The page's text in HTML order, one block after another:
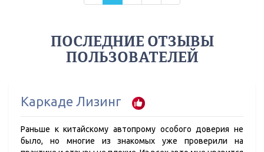
ПОСЛЕДНИЕ ОТЗЫВЫ
ПОЛЬЗОВАТЕЛЕЙ
Каркаде Лизинг
Раньше к китайскому автопрому особого доверия не
было, но многие из знакомых уже проверили на